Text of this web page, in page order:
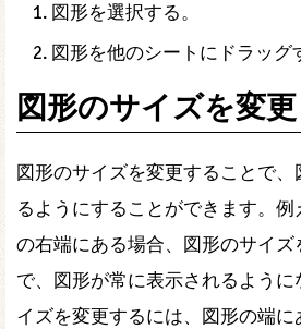
図形を選択する。
図形を他のシートにドラッグ
図形のサイズを変更
図形のサイズを変更することで
るようにすることができます。例
の右端にある場合、図形のサイズ
で、図形が常に表示されるよう
イズを変更するには、図形の端に